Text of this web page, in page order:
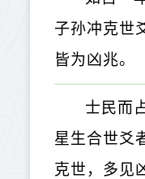
子孙冲克世
皆为凶兆。
士民而
星生合世爻
克世，多见